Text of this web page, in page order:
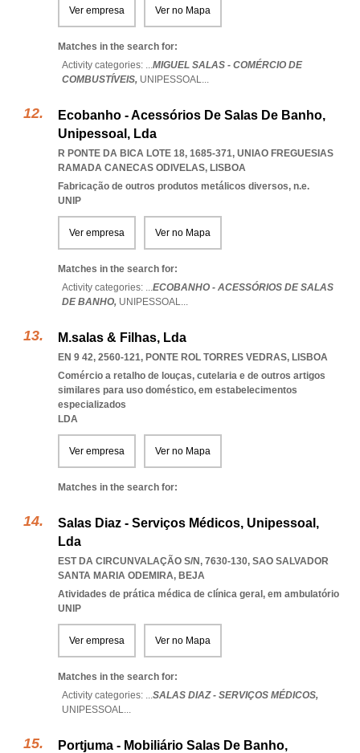
Ver empresa Ver no Mapa
Matches in the search for:
Activity categories: ...MIGUEL SALAS - COMÉRCIO DE
COMBUSTÍVEIS, UNIPESSOAL...
Ecobanho - Acessórios De Salas De Banho,
Unipessoal, Lda
R PONTE DA BICA LOTE 18, 1685-371, UNIAO FREGUESIAS
RAMADA CANECAS ODIVELAS, LISBOA
Fabricação de outros produtos metálicos diversos, n.e.
UNIP
Ver empresa Ver no Mapa
Matches in the search for:
Activity categories: ...ECOBANHO - ACESSÓRIOS DE SALAS
DE BANHO, UNIPESSOAL...
M.salas & Filhas, Lda
EN 9 42, 2560-121, PONTE ROL TORRES VEDRAS, LISBOA
Comércio a retalho de louças, cutelaria e de outros artigos
similares para uso doméstico, em estabelecimentos
especializados
LDA
Ver empresa Ver no Mapa
Matches in the search for:
Salas Diaz - Serviços Médicos, Unipessoal,
Lda
EST DA CIRCUNVALAÇÃO S/N, 7630-130, SAO SALVADOR
SANTA MARIA ODEMIRA, BEJA
Atividades de prática médica de clínica geral, em ambulatório
UNIP
Ver empresa Ver no Mapa
Matches in the search for:
Activity categories: ...SALAS DIAZ - SERVIÇOS MÉDICOS,
UNIPESSOAL...
Portjuma - Mobiliário Salas De Banho,